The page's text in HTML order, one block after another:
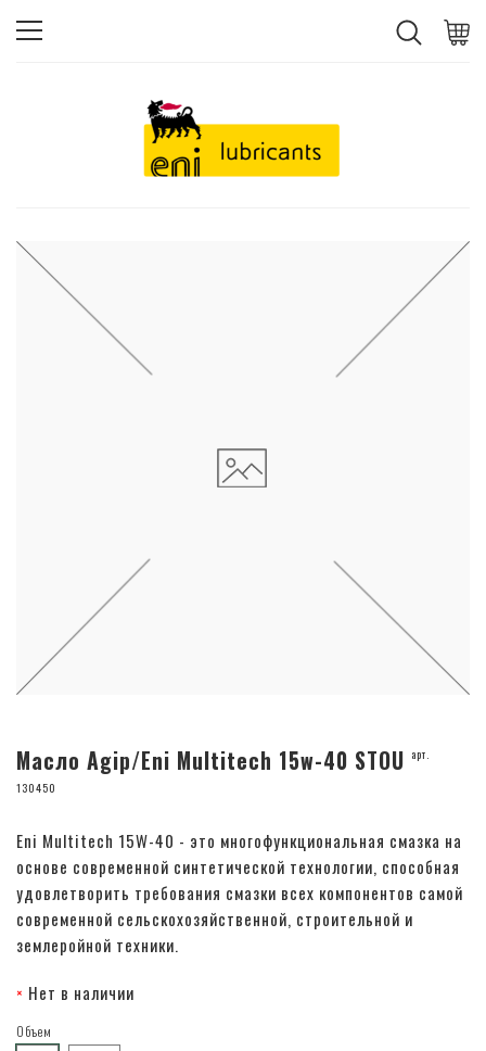
Масло Agip/Eni Multitech 15w-40 STOU арт.
130450
Eni Multitech 15W-40 - это многофункциональная смазка на
основе современной синтетической технологии, способная
удовлетворить требования смазки всех компонентов самой
современной сельскохозяйственной, строительной и
землеройной техники.
Нет в наличии
Объем